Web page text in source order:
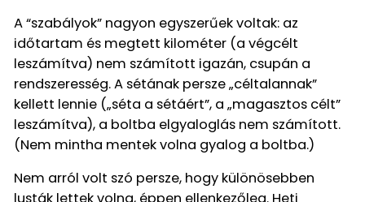
A “szabályok” nagyon egyszerűek voltak: az
időtartam és megtett kilométer (a végcélt
leszámítva) nem számított igazán, csupán a
rendszeresség. A sétának persze „céltalannak”
kellett lennie („séta a sétáért”, a „magasztos célt”
leszámítva), a boltba elgyaloglás nem számított.
(Nem mintha mentek volna gyalog a boltba.)
Nem arról volt szó persze, hogy különösebben